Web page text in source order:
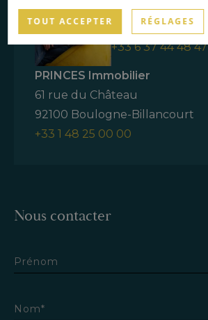
Edouard Bizeau
Directeur associé
+33 6 37 44 48 47
PRINCES Immobilier
61 rue du Château
92100 Boulogne-Billancourt
+33 1 48 25 00 00
Nous contacter
Prénom
Nom*
TOUT ACCEPTER RÉGLAGES